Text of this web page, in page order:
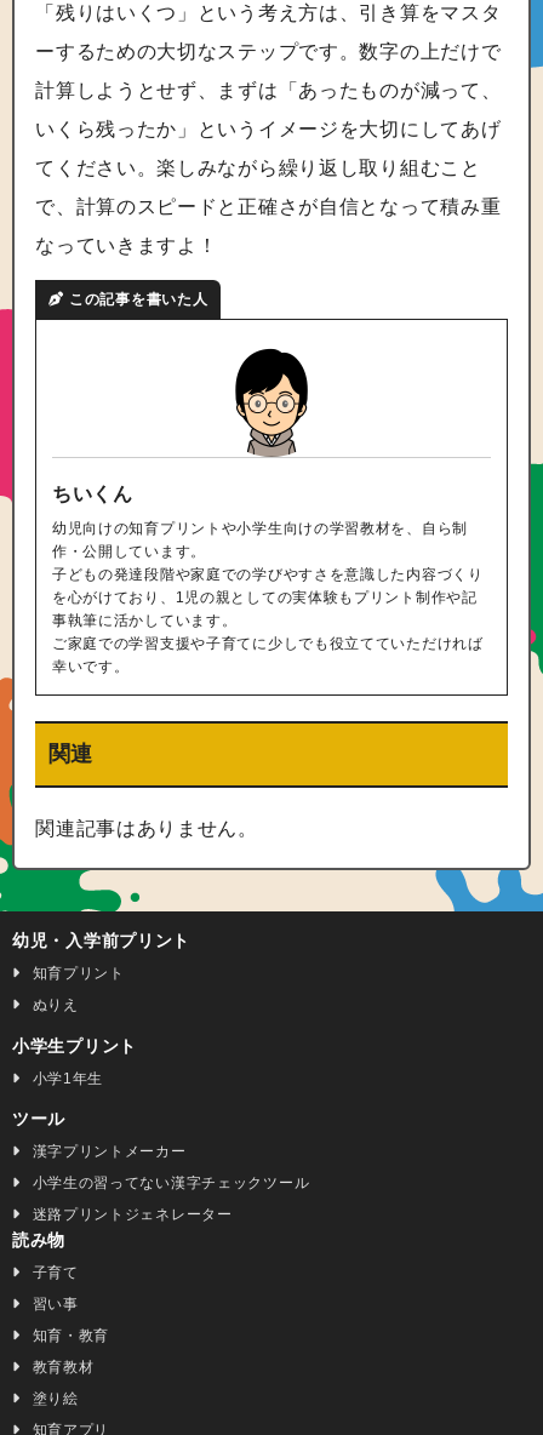
「残りはいくつ」という考え方は、引き算をマスタ
ーするための大切なステップです。数字の上だけで
計算しようとせず、まずは「あったものが減って、
いくら残ったか」というイメージを大切にしてあげ
てください。楽しみながら繰り返し取り組むこと
で、計算のスピードと正確さが自信となって積み重
なっていきますよ！
この記事を書いた人
ちいくん
幼児向けの知育プリントや小学生向けの学習教材を、自ら制
作・公開しています。
子どもの発達段階や家庭での学びやすさを意識した内容づくり
を心がけており、1児の親としての実体験もプリント制作や記
事執筆に活かしています。
ご家庭での学習支援や子育てに少しでも役立てていただければ
幸いです。
関連
関連記事はありません。
幼児・入学前プリント
知育プリント
ぬりえ
小学生プリント
小学1年生
ツール
漢字プリントメーカー
小学生の習ってない漢字チェックツール
迷路プリントジェネレーター
読み物
子育て
習い事
知育・教育
教育教材
塗り絵
知育アプリ